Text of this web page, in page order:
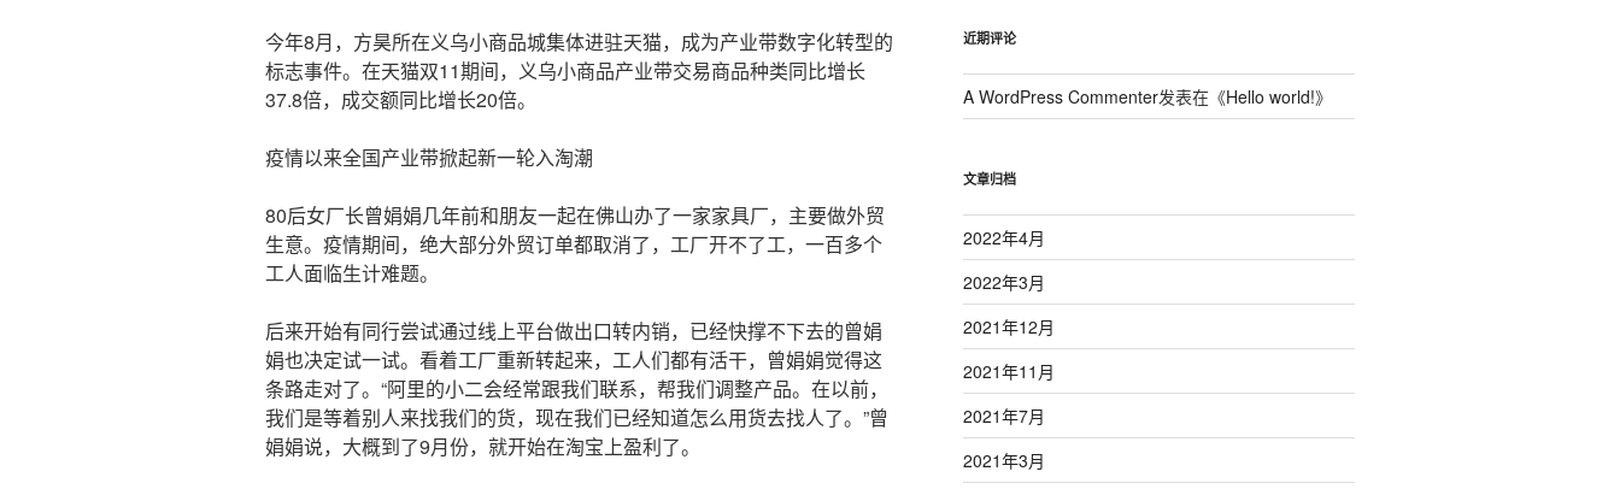
今年8月，方昊所在义乌小商品城集体进驻天猫，成为产业带数字化转型的
标志事件。在天猫双11期间，义乌小商品产业带交易商品种类同比增长
37.8倍，成交额同比增长20倍。
疫情以来全国产业带掀起新一轮入淘潮
80后女厂长曾娟娟几年前和朋友一起在佛山办了一家家具厂，主要做外贸
生意。疫情期间，绝大部分外贸订单都取消了，工厂开不了工，一百多个
工人面临生计难题。
后来开始有同行尝试通过线上平台做出口转内销，已经快撑不下去的曾娟
娟也决定试一试。看着工厂重新转起来，工人们都有活干，曾娟娟觉得这
条路走对了。“阿里的小二会经常跟我们联系，帮我们调整产品。在以前，
我们是等着别人来找我们的货，现在我们已经知道怎么用货去找人了。”曾
娟娟说，大概到了9月份，就开始在淘宝上盈利了。
近期评论
A WordPress Commenter发表在《Hello world!》
文章归档
2022年4月
2022年3月
2021年12月
2021年11月
2021年7月
2021年3月